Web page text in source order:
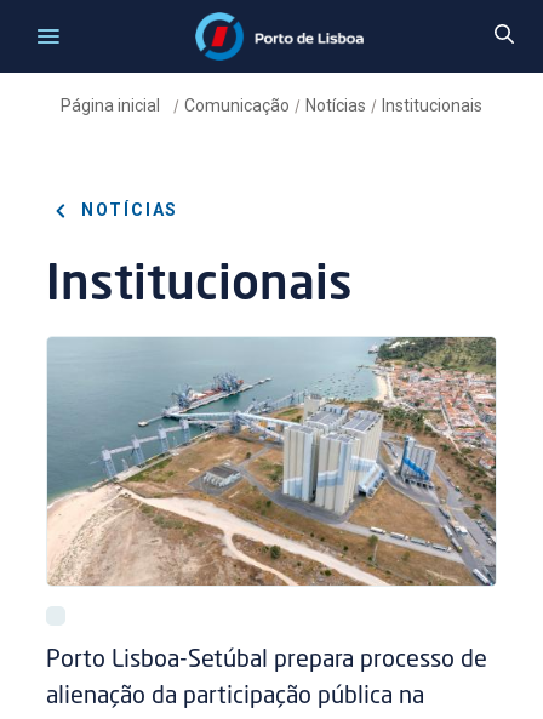
Página inicial / Comunicação / Notícias / Institucionais
NOTÍCIAS
Institucionais
Porto Lisboa-Setúbal prepara processo de
alienação da participação pública na